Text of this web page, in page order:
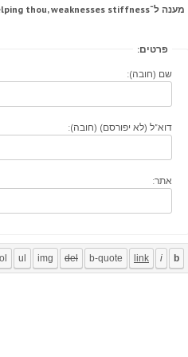
מענה ל־The helping thou, weaknesses stiffness.
פרטים:
שם (חובה):
דוא"ל (לא יפורסם) (חובה):
אתר: